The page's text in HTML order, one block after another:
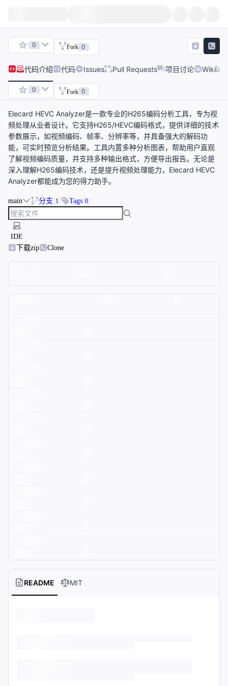
0 Fork 0
代码介绍 代码 Issues Pull Requests 项目讨论 Wiki
0 Fork 0
Elecard HEVC Analyzer是一款专业的H265编码分析工具，专为视
频处理从业者设计。它支持H265/HEVC编码格式，提供详细的技术
参数展示，如视频编码、帧率、分辨率等，并具备强大的解码功
能，可实时预览分析结果。工具内置多种分析图表，帮助用户直观
了解视频编码质量，并支持多种输出格式，方便导出报告。无论是
深入理解H265编码技术，还是提升视频处理能力，Elecard HEVC
Analyzer都能成为您的得力助手。
main 分支 1 Tags 0
IDE
下载zip
Clone
README MIT